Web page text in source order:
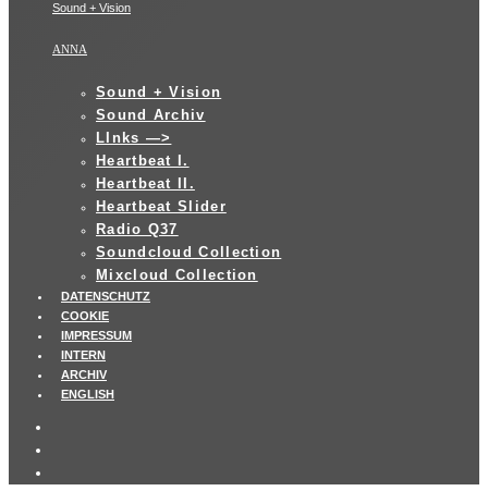
Sound + Vision
ANNA
Sound + Vision
Sound Archiv
LInks —>
Heartbeat I.
Heartbeat II.
Heartbeat Slider
Radio Q37
Soundcloud Collection
Mixcloud Collection
DATENSCHUTZ
COOKIE
IMPRESSUM
INTERN
ARCHIV
ENGLISH